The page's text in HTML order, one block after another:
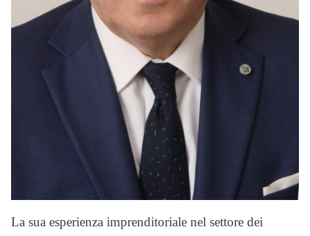
La sua esperienza imprenditoriale nel settore dei